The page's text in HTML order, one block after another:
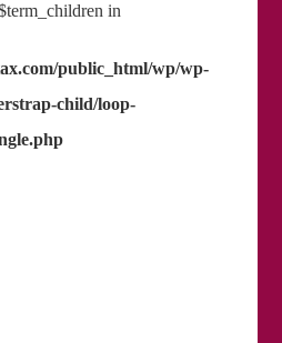
in
public_html/wp/wp-
child/loop-